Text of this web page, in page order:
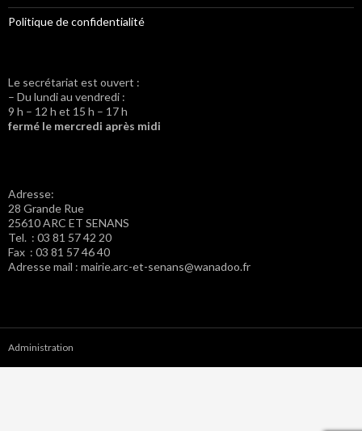
Politique de confidentialité
Le secrétariat est ouvert :
– Du lundi au vendredi :
9 h – 12 h et 15 h – 17 h
fermé le mercredi après midi
Adresse:
28 Grande Rue
25610 ARC ET SENANS
Tel. : 03 81 57 42 20
Fax : 03 81 57 46 40
Adresse mail : mairie.arc-et-senans@wanadoo.fr
Administration